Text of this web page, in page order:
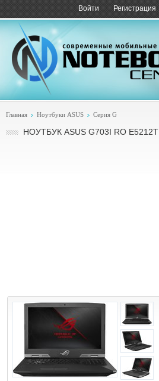
Войти Регистрация
Пример:купить ASUS G703I RO E5212T
Главная Ноутбуки ASUS Серия G
НОУТБУК ASUS G703I RO E5212T